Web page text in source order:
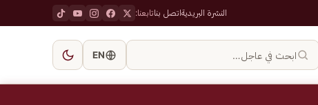
النشرة البريديةاتصل بناتابعنا:
ابحث في عاجل… EN